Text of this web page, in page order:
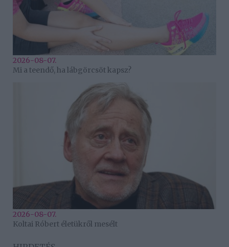
2026-08-07.
Mi a teendő, ha lábgörcsöt kapsz?
2026-08-07.
Koltai Róbert életükről mesélt